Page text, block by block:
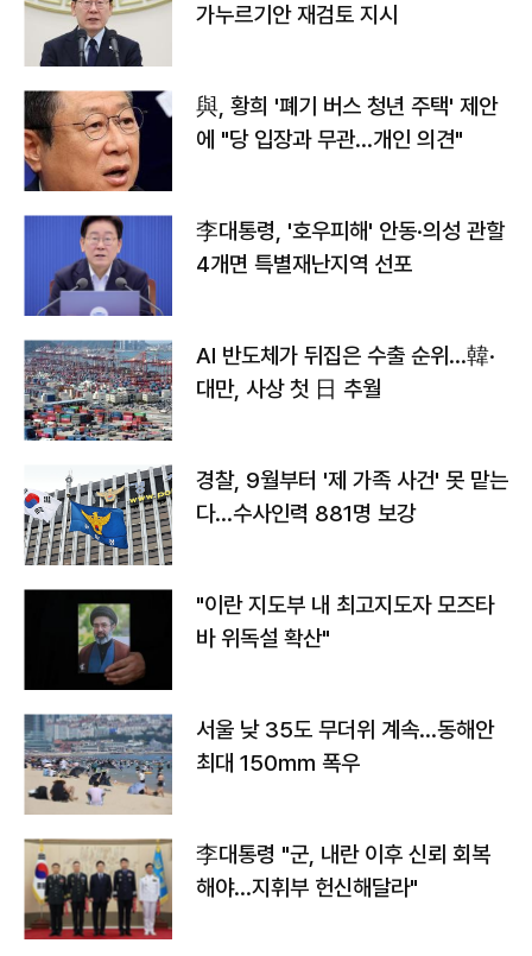
가누르기안 재검토 지시
與, 황희 '폐기 버스 청년 주택' 제안
에 "당 입장과 무관…개인 의견"
李대통령, '호우피해' 안동·의성 관할
4개면 특별재난지역 선포
AI 반도체가 뒤집은 수출 순위…韓·
대만, 사상 첫 日 추월
경찰, 9월부터 '제 가족 사건' 못 맡는
다…수사인력 881명 보강
"이란 지도부 내 최고지도자 모즈타
바 위독설 확산"
서울 낮 35도 무더위 계속…동해안
최대 150㎜ 폭우
李대통령 "군, 내란 이후 신뢰 회복
해야…지휘부 헌신해달라"